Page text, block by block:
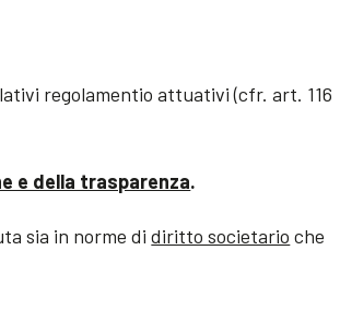
regolamentio attuativi (cfr. art. 116
e della trasparenza.
sia in norme didiritto societario che